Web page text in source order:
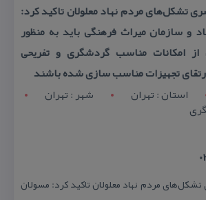
تشكل‌های مردم نهاد معلولان تاكید كرد:
و سازمان میراث فرهنگی باید به منظور
از امكانات مناسب گردشگری و تفریحی
تجهیزات مناسب سازی شده باشند
استان : تهران شهر : تهران
مردم نهاد معلولان تاكید كرد: مسولان